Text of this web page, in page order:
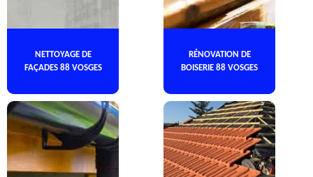
NETTOYAGE DE
FAÇADES 88 VOSGES
RÉNOVATION DE
BOISERIE 88 VOSGES